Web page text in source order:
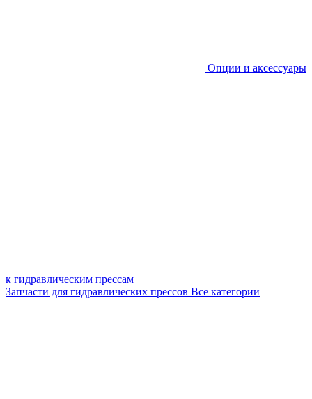
Опции и аксессуары
к гидравлическим прессам
Запчасти для гидравлических прессов Все категории